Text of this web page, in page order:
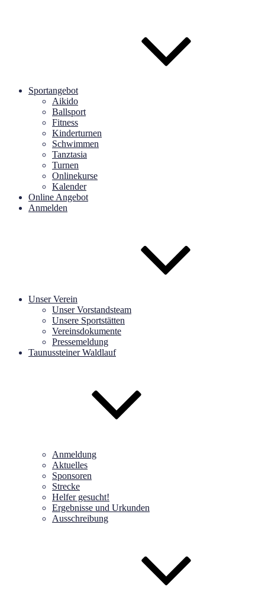
Sportangebot
Aikido
Ballsport
Fitness
Kinderturnen
Schwimmen
Tanztasia
Turnen
Onlinekurse
Kalender
Online Angebot
Anmelden
Unser Verein
Unser Vorstandsteam
Unsere Sportstätten
Vereinsdokumente
Pressemeldung
Taunussteiner Waldlauf
Anmeldung
Aktuelles
Sponsoren
Strecke
Helfer gesucht!
Ergebnisse und Urkunden
Ausschreibung